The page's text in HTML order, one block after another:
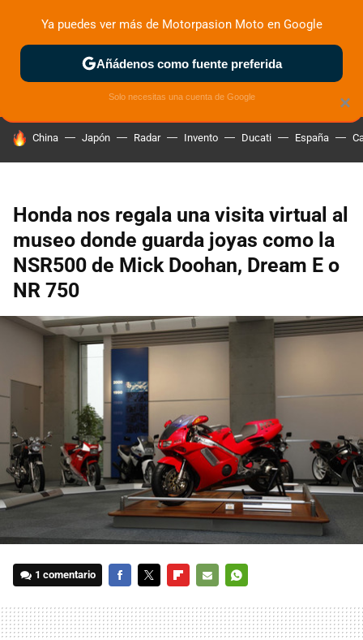
ZONA DE PRUEBAS DEPORTIVAS MOTOS ELÉCTRICAS
HOY SE HABLA DE
China Japón Radar Invento Ducati España
Honda nos regala una visita virtual al
museo donde guarda joyas como la
NSR500 de Mick Doohan, Dream E o
NR 750
1 comentario
MAIL
×
Ya puedes ver más de Motorpasion Moto en Google
Añádenos como fuente preferida
Solo necesitas una cuenta de Google